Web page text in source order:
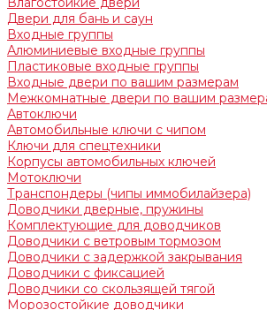
Двери для бань и саун
Входные группы
Алюминиевые входные группы
Пластиковые входные группы
Входные двери по вашим размерам
Межкомнатные двери по вашим
Автоключи
Автомобильные ключи с чипом
Ключи для спецтехники
Корпусы автомобильных ключей
Мотоключи
Транспондеры (чипы иммобилайзера)
Доводчики дверные, пружины
Комплектующие для доводчиков
Доводчики с ветровым тормозом
Доводчики с задержкой закрывания
Доводчики с фиксацией
Доводчики со скользящей тягой
Морозостойкие доводчики